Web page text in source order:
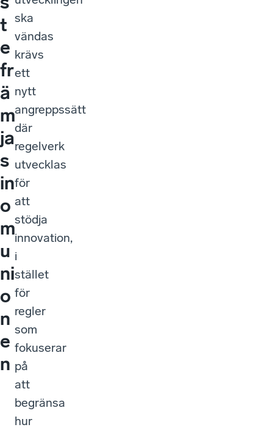
t
e
fr
ä
m
ja
s
in
o
m
u
ni
o
n
e
n
ska
vändas
krävs
ett
nytt
angreppssätt
där
regelverk
utvecklas
för
att
stödja
innovation,
i
stället
för
regler
som
fokuserar
på
att
begränsa
hur